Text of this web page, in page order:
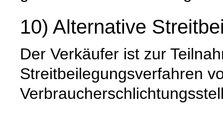
10) Alternative
Der Verkäufer ist zur
Streitbeilegungsverfahren